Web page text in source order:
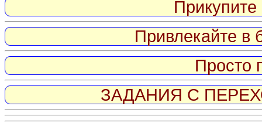
Привлекайте в
Просто
ЗАДАНИЯ С